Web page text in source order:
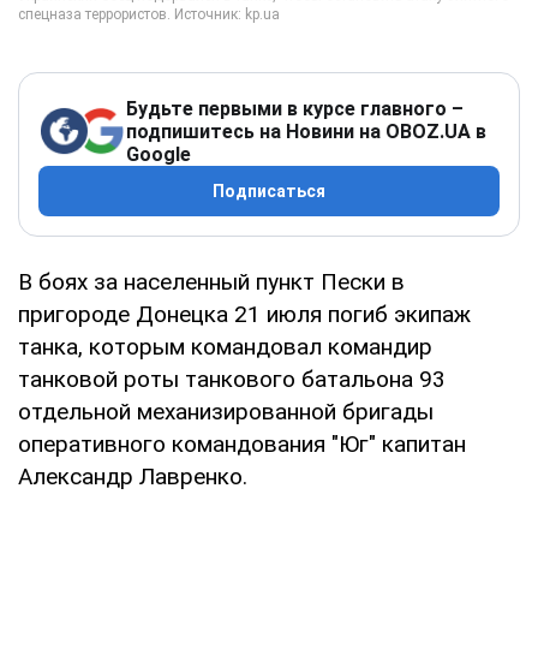
Будьте первыми в курсе главного –
подпишитесь на Новини на OBOZ.UA в
Google
Подписаться
В боях за населенный пункт Пески в
пригороде Донецка 21 июля погиб экипаж
танка, которым командовал командир
танковой роты танкового батальона 93
отдельной механизированной бригады
оперативного командования "Юг" капитан
Александр Лавренко.